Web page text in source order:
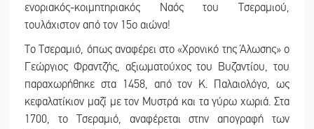
ενοριακός-κοιμητηριακός Ναός του Τσεραμιού,
τουλάχιστον από τον 15ο αιώνα!
Το Τσεραμιό, όπως αναφέρει στο «Χρονικό της Άλωσης» ο
Γεώργιος Φραντζής, αξιωματούχος του Βυζαντίου, του
παραχωρήθηκε στα 1458, από τον Κ. Παλαιολόγο, ως
κεφαλατίκιον μαζί με τον Μυστρά και τα γύρω χωριά. Στα
1700, το Τσεραμιό, αναφέρεται στην απογραφή των